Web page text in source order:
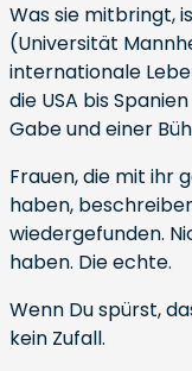
Was sie mitbringt,
(Universität
internationale
die USA bis
Gabe und einer
Frauen, die mit ihr
haben,
wiedergefunden.
haben. Die echte.
Wenn Du spürst,
kein Zufall.